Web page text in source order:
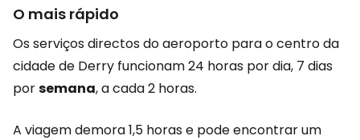
O mais rápido
Os serviços directos do aeroporto para o centro da
cidade de Derry funcionam 24 horas por dia, 7 dias
porsemana, a cada 2 horas.
A viagem demora 1,5 horas e pode encontrar um